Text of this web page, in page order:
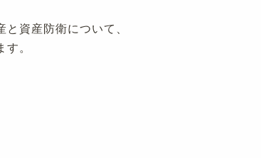
資産防衛について、
。